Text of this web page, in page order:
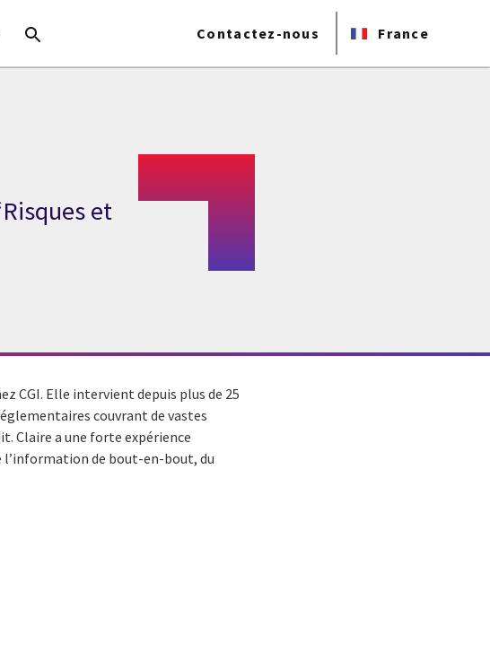
Contactez-nous France
et
CGI. Elle intervient depuis plus de 25
couvrant de vastes
Claire a une forte expérience
l’information de bout-en-bout, du